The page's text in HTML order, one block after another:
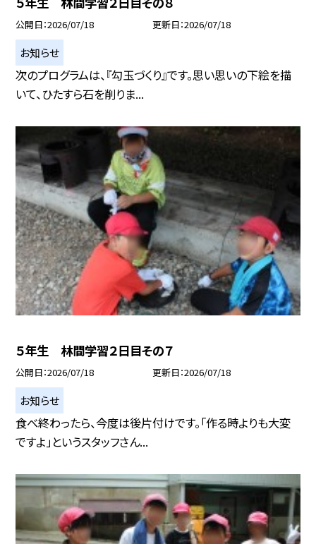
公開日 2026/07/18 更新日 2026/07/18
お知らせ
次のプログラムは、『勾玉づくり』です。思い思いの下絵を描
いて、ひたすら石を削りま...
５年生 林間学習２日目その７
公開日 2026/07/18 更新日 2026/07/18
お知らせ
食べ終わったら、今度は後片付けです。「作る時よりも大変
ですよ」というスタッフさん...